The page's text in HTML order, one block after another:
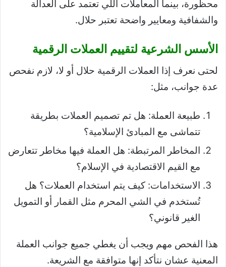
محظورة، بينما المعاملات اللي تعتمد على العدالة
والشفافية ومعايير واضحة تعتبر حلال.
الأسس الشرعية لتقييم العملات الرقمية
لحتى نعرف إذا العملات الرقمية حلال أو لا، لازم نفحص
عدة جوانب، مثل:
طبيعة العملة: هل تم تصميم العملات بطريقة
تتماشى مع المبادئ الإسلامية؟
المخاطر المرتبطة: هل العملة فيها مخاطر تتعارض
مع القيم الاقتصادية في الإسلام؟
الاستخدامات: كيف يتم استخدام العملات؟ هل
تُستخدم في الشي المحرم مثل القمار أو التمويل
الغير قانوني؟
هذا الفحص مهم ويجب أن يغطي جميع جوانب العملة
المعنية عشان نتأكد إنها متوافقة مع الشريعة.